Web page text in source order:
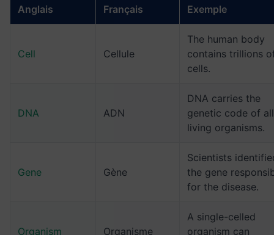
Anglais Français Exemple
Cell Cellule
The human body
contains trillions
cells.
DNA ADN
DNA carries the
genetic code of all
living organisms.
Gene Gène
Scientists
the gene
for the disease.
Organism Organisme
A single-celled
organism can